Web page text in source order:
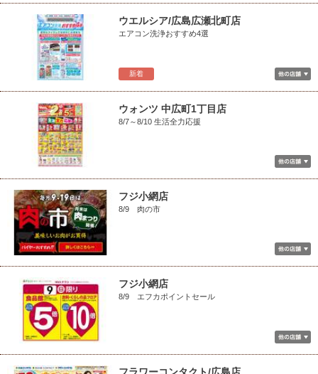
新着
ウエルシア/広島広瀬北町店
エアコン洗浄おすすめ4選
ウォンツ 中広町1丁目店
8/7～8/10 生活全力応援
フジ小網店
8/9 肉の市
フジ小網店
8/9 エフカポイントセール